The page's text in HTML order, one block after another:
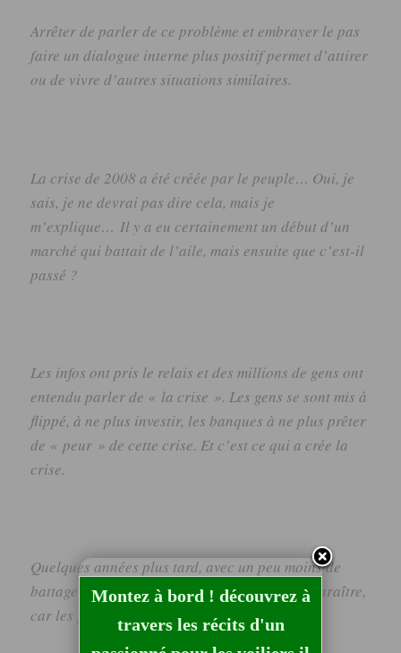
Arrêter de parler de ce problème et embrayer le pas
faire un dialogue interne plus positif permet d’attirer
ou de vivre d’autres situations similaires.
La crise de 2008 a été créée par le peuple… Oui, je
sais, je ne devrai pas dire cela, mais je
m’explique… Il y a eu certainement un début d’un
marché qui battait de l’aile, mais ensuite que c’est-il
passé ?
Les infos ont pris le relais et des millions de gens ont
entendu parler de « la crise ». Les gens se sont mis à
flippé, à ne plus investir, les banques à ne plus prêter
de « peur » de cette crise. Et c’est ce qui a crée la
crise.
Quelques années plus tard, avec un peu moins de
battage médiatique, la crise commence à disparaître,
car les gens prennent d’autres décisions.
Montez à bord ! découvrez à
travers les récits d'un